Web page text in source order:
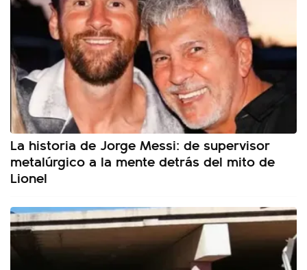
La historia de Jorge Messi: de supervisor
metalúrgico a la mente detrás del mito de
Lionel